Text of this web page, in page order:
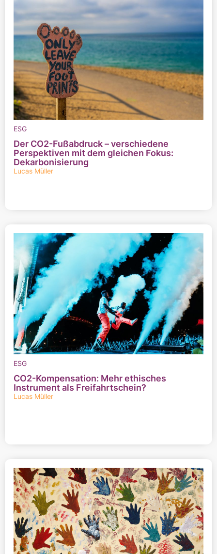
ESG
Der CO2-Fußabdruck – verschiedene
Perspektiven mit dem gleichen Fokus:
Dekarbonisierung
Lucas Müller
ESG
CO2-Kompensation: Mehr ethisches
Instrument als Freifahrtschein?
Lucas Müller